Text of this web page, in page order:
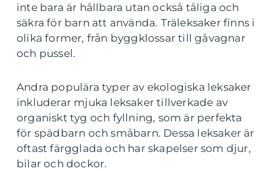
inte bara är hållbara utan också tåliga och
säkra för barn att använda. Träleksaker finns i
olika former, från byggklossar till gåvagnar
och pussel.
Andra populära typer av ekologiska leksaker
inkluderar mjuka leksaker tillverkade av
organiskt tyg och fyllning, som är perfekta
för spädbarn och småbarn. Dessa leksaker är
oftast färgglada och har skapelser som djur,
bilar och dockor.